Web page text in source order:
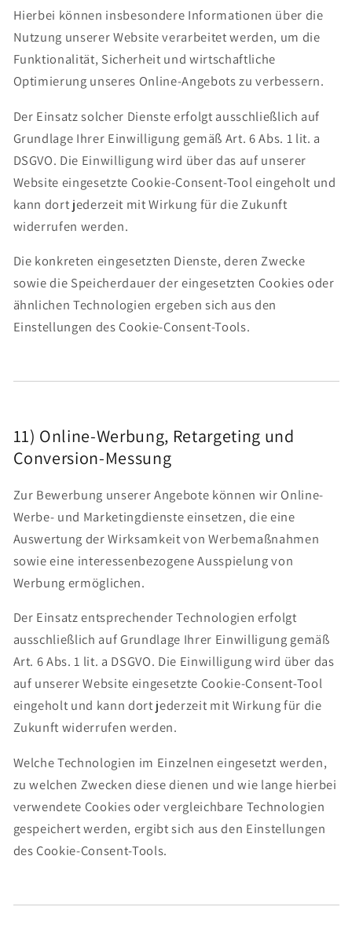
Hierbei können insbesondere Informationen über die
Nutzung unserer Website verarbeitet werden, um die
Funktionalität, Sicherheit und wirtschaftliche
Optimierung unseres Online-Angebots zu verbessern.
Der Einsatz solcher Dienste erfolgt ausschließlich auf
Grundlage Ihrer Einwilligung gemäß Art. 6 Abs. 1 lit. a
DSGVO. Die Einwilligung wird über das auf unserer
Website eingesetzte Cookie-Consent-Tool eingeholt und
kann dort jederzeit mit Wirkung für die Zukunft
widerrufen werden.
Die konkreten eingesetzten Dienste, deren Zwecke
sowie die Speicherdauer der eingesetzten Cookies oder
ähnlichen Technologien ergeben sich aus den
Einstellungen des Cookie-Consent-Tools.
11) Online-Werbung, Retargeting und
Conversion-Messung
Zur Bewerbung unserer Angebote können wir Online-
Werbe- und Marketingdienste einsetzen, die eine
Auswertung der Wirksamkeit von Werbemaßnahmen
sowie eine interessenbezogene Ausspielung von
Werbung ermöglichen.
Der Einsatz entsprechender Technologien erfolgt
ausschließlich auf Grundlage Ihrer Einwilligung gemäß
Art. 6 Abs. 1 lit. a DSGVO. Die Einwilligung wird über das
auf unserer Website eingesetzte Cookie-Consent-Tool
eingeholt und kann dort jederzeit mit Wirkung für die
Zukunft widerrufen werden.
Welche Technologien im Einzelnen eingesetzt werden,
zu welchen Zwecken diese dienen und wie lange hierbei
verwendete Cookies oder vergleichbare Technologien
gespeichert werden, ergibt sich aus den Einstellungen
des Cookie-Consent-Tools.